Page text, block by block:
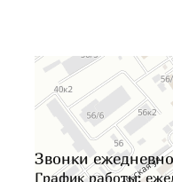
Звонки
График работы: